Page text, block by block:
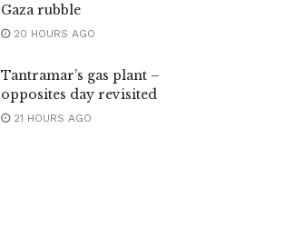
Gaza rubble
20 HOURS AGO
Tantramar’s gas plant –
opposites day revisited
21 HOURS AGO